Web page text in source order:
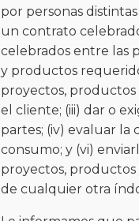
por personas
un contrato
celebrados entre las
y productos
proyectos,
el cliente; (iii) dar o
partes; (iv) evaluar la
consumo; y (vi)
proyectos, productos
de cualquier otra